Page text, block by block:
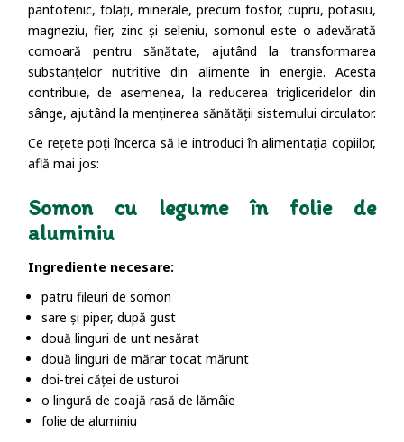
pantotenic, folați, minerale, precum fosfor, cupru, potasiu,
magneziu, fier, zinc și seleniu, somonul este o adevărată
comoară pentru sănătate, ajutând la transformarea
substanțelor nutritive din alimente în energie. Acesta
contribuie, de asemenea, la reducerea trigliceridelor din
sânge, ajutând la menținerea sănătății sistemului circulator.
Ce rețete poți încerca să le introduci în alimentația copiilor,
află mai jos:
Somon cu legume în folie de
aluminiu
Ingrediente necesare:
patru fileuri de somon
sare și piper, după gust
două linguri de unt nesărat
două linguri de mărar tocat mărunt
doi-trei căței de usturoi
o lingură de coajă rasă de lămâie
folie de aluminiu